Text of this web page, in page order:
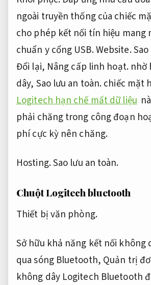
ngoài truyền thống của chiếc
cho phép kết nối tín hiệu mang
chuẩn y cổng USB.Website.
Đổi lại, Nâng cấp linh hoạt.nhờ
dây, Sao lưu an toàn.chiếc mặt
Logitech hạn chế mất dữ liệu
phải chăng trong công đoạn
phí cực kỳ nên chăng.
Hosting.Sao lưu an toàn.
Chuột Logitech bluetooth
Thiết bị văn phòng.
Sở hữu khả năng kết nối không
qua sóng Bluetooth, Quản trị
không dây Logitech Bluetooth